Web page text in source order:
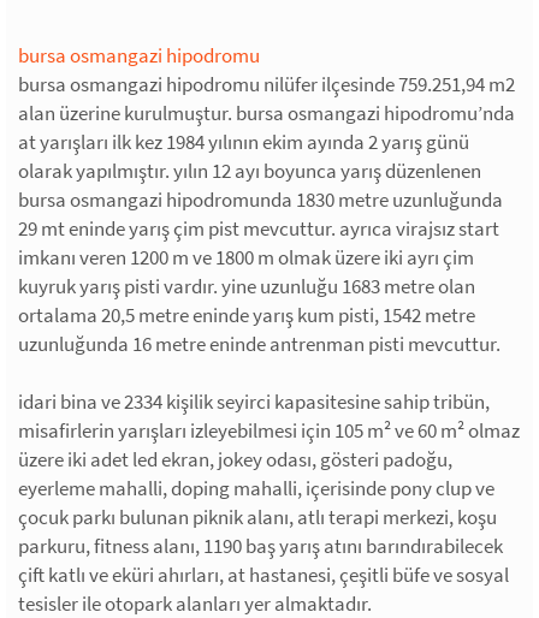
bursa osmangazi hipodromu
bursa osmangazi hipodromu nilüfer ilçesinde 759.251,94 m2
alan üzerine kurulmuştur. bursa osmangazi hipodromu’nda
at yarışları ilk kez 1984 yılının ekim ayında 2 yarış günü
olarak yapılmıştır. yılın 12 ayı boyunca yarış düzenlenen
bursa osmangazi hipodromunda 1830 metre uzunluğunda
29 mt eninde yarış çim pist mevcuttur. ayrıca virajsız start
imkanı veren 1200 m ve 1800 m olmak üzere iki ayrı çim
kuyruk yarış pisti vardır. yine uzunluğu 1683 metre olan
ortalama 20,5 metre eninde yarış kum pisti, 1542 metre
uzunluğunda 16 metre eninde antrenman pisti mevcuttur.
idari bina ve 2334 kişilik seyirci kapasitesine sahip tribün,
misafirlerin yarışları izleyebilmesi için 105 m² ve 60 m² olmaz
üzere iki adet led ekran, jokey odası, gösteri padoğu,
eyerleme mahalli, doping mahalli, içerisinde pony clup ve
çocuk parkı bulunan piknik alanı, atlı terapi merkezi, koşu
parkuru, fitness alanı, 1190 baş yarış atını barındırabilecek
çift katlı ve eküri ahırları, at hastanesi, çeşitli büfe ve sosyal
tesisler ile otopark alanları yer almaktadır.